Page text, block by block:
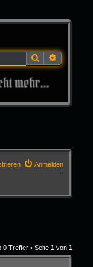
Suche
Anmelden
0 Treffer • Seite1 von1